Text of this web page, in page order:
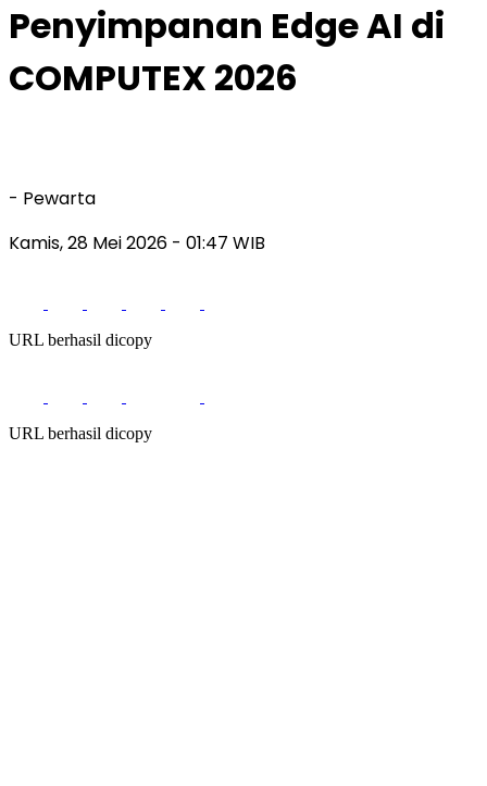
Penyimpanan Edge AI di
COMPUTEX 2026
- Pewarta
Kamis, 28 Mei 2026 - 01:47 WIB
URL berhasil dicopy
URL berhasil dicopy